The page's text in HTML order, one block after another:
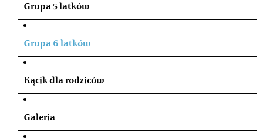
Grupa 5 latków
Grupa 6 latków
Kącik dla rodziców
Galeria